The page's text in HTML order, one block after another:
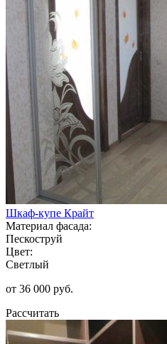
Шкаф-купе Крайт
Материал фасада:
Пескоструй
Цвет:
Светлый
от 36 000 руб.
Рассчитать